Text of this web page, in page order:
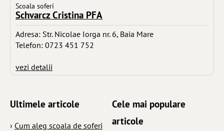
Scoala soferi
Schvarcz Cristina PFA
Adresa: Str. Nicolae Iorga nr. 6, Baia Mare
Telefon: 0723 451 752
vezi detalii
Ultimele articole
› Cum aleg scoala de soferi
Cele mai populare
articole